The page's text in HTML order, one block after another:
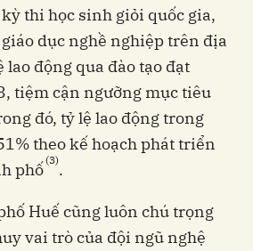
thi học sinh giỏi quốc gia,
giáo dục nghề nghiệp trên địa
lao động qua đào tạo đạt
tiệm cận ngưỡng mục tiêu
đó, tỷ lệ lao động trong
theo kế hoạch phát triển
phố(3).
Huế cũng luôn chú trọng
vai trò của đội ngũ nghệ